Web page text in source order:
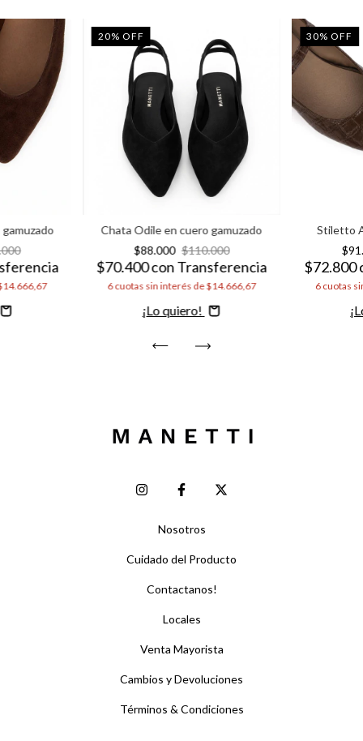
20% OFF
Chata Odile en cuero gamuzado
$88.000 $110.000
$70.400conTransferencia
6 cuotas sin interés de$14.666,67
Comprar
30%OFF
Stiletto
$72.800
6 cuotas
Nosotros
Cuidado del Producto
Contactanos!
Locales
Venta Mayorista
Cambios y Devoluciones
Términos & Condiciones